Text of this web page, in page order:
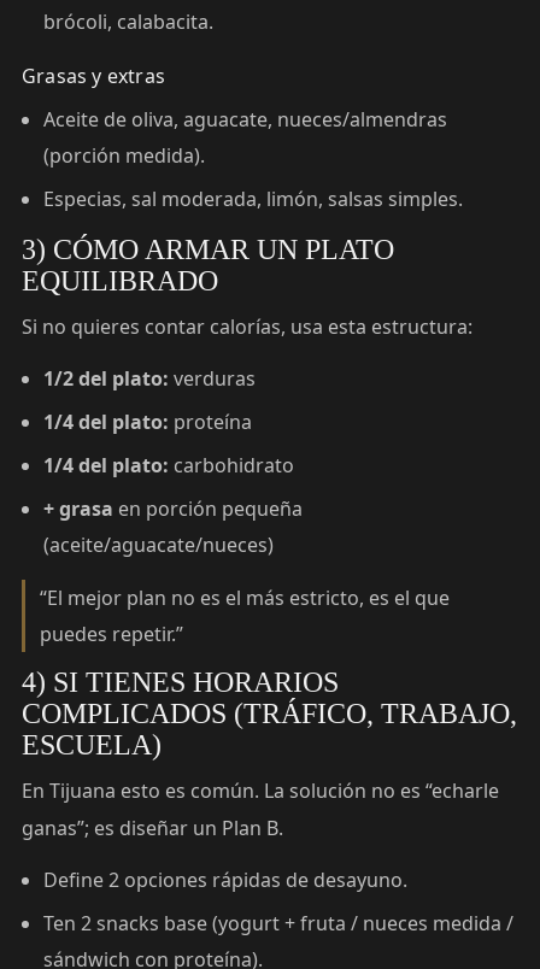
brócoli, calabacita.
Grasas y extras
Aceite de oliva, aguacate, nueces/almendras
(porción medida).
Especias, sal moderada, limón, salsas simples.
3) CÓMO ARMAR UN PLATO
EQUILIBRADO
Si no quieres contar calorías, usa esta estructura:
1/2 del plato: verduras
1/4 del plato: proteína
1/4 del plato: carbohidrato
+ grasa en porción pequeña
(aceite/aguacate/nueces)
“El mejor plan no es el más estricto, es el que
puedes repetir.”
4) SI TIENES HORARIOS
COMPLICADOS (TRÁFICO, TRABAJO,
ESCUELA)
En Tijuana esto es común. La solución no es “echarle
ganas”; es diseñar un Plan B.
Define 2 opciones rápidas de desayuno.
Ten 2 snacks base (yogurt + fruta / nueces medida /
sándwich con proteína).